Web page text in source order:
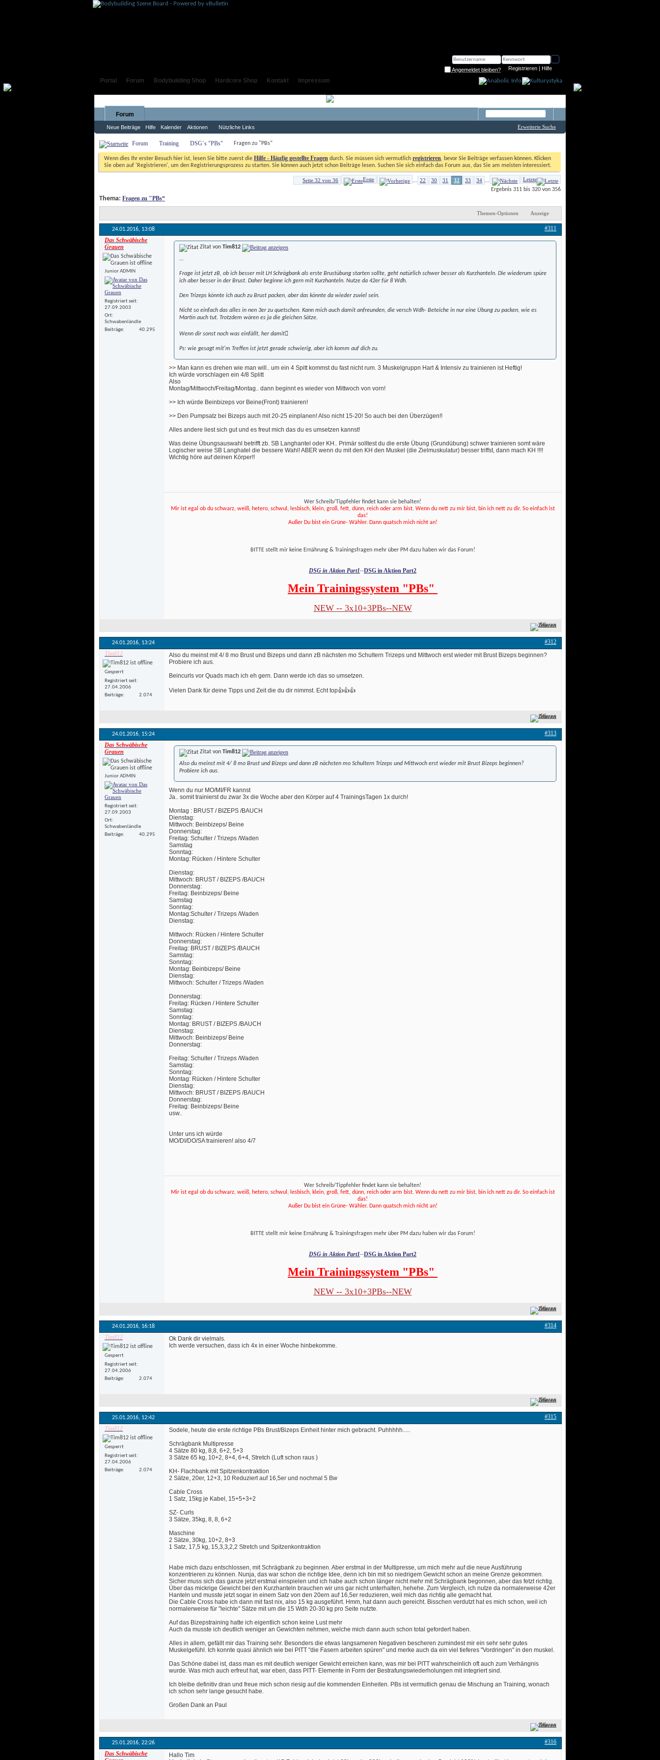
Angemeldet bleiben? Registrieren | Hilfe
Portal Forum Bodybuilding Shop Hardcore Shop Kontakt Impressum
Forum
Neue Beiträge Hilfe Kalender Aktionen Nützliche Links Erweiterte Suche
Forum Training DSG`s "PBs" Fragen zu "PBs“
Wenn dies Ihr erster Besuch hier ist, lesen Sie bitte zuerst die Hilfe - Häufig gestellte Fragen durch. Sie müssen sich vermutlich registrieren, bevor Sie Beiträge verfassen können. Klicken
Sie oben auf 'Registrieren', um den Registrierungsprozess zu starten. Sie können auch jetzt schon Beiträge lesen. Suchen Sie sich einfach das Forum aus, das Sie am meisten interessiert.
Seite 32 von 36 Erste ... 22 30 31 32 33 34 ...
Letzte
Ergebnis 311 bis 320 von 356
Thema: Fragen zu "PBs“
Themen-Optionen Anzeige
24.01.2016, 13:08
#311
Das Schwäbische
Grauen
Junior ADMIN
Registriert seit
27.09.2003
Ort
Schwabenländle
Beiträge
40.295
Zitat von Tim812
...
Frage ist jetzt zB, ob ich besser mit LH Schrägbank als erste Brustübung starten sollte, geht natürlich schwer besser als Kurzhanteln. Die wiederum spüre
ich aber besser in der Brust. Daher beginne ich gern mit Kurzhanteln. Nutze da 42er für 8 Wdh.
Den Trizeps könnte ich auch zu Brust packen, aber das könnte da wieder zuviel sein.
Nicht so einfach das alles in nen 3er zu quetschen. Kann mich auch damit anfreunden, die versch Wdh- Beteiche in nur eine Übung zu packen, wie es
Martin auch tut. Trotzdem wären es ja die gleichen Sätze.
Wenn dir sonst noch was einfällt, her damit
Ps: wie gesagt mit'm Treffen ist jetzt gerade schwierig, aber ich komm auf dich zu.
>> Man kann es drehen wie man will.. um ein 4 Spitt kommst du fast nicht rum. 3 Muskelgruppn Hart & Intensiv zu trainieren ist Heftig!
Ich würde vorschlagen ein 4/8 Splitt
Also
Montag/Mittwoch/Freitag/Montag.. dann beginnt es wieder von Mittwoch von vorn!
>> Ich würde Beinbizeps vor Beine(Front) trainieren!
>> Den Pumpsatz bei Bizeps auch mit 20-25 einplanen! Also nicht 15-20! So auch bei den Überzügen!!
Alles andere liest sich gut und es freut mich das du es umsetzen kannst!
Was deine Übungsauswahl betrifft zb. SB Langhantel oder KH.. Primär solltest du die erste Übung (Grundübung) schwer trainieren somt wäre
Logischer weise SB Langhatel die bessere Wahl! ABER wenn du mit den KH den Muskel (die Zielmuskulatur) besser triffst, dann mach KH !!!!
Wichtig höre auf deinen Körper!!
Wer Schreib/Tippfehler findet kann sie behalten!
Mir ist egal ob du schwarz, weiß, hetero, schwul, lesbisch, klein, groß, fett, dünn, reich oder arm bist. Wenn du nett zu mir bist, bin ich nett zu dir. So einfach ist
das!
Außer Du bist ein Grüne- Wähler. Dann quatsch mich nicht an!
BITTE stellt mir keine Ernährung & Trainingsfragen mehr über PM dazu haben wir das Forum!
DSG in Aktion Part1--DSG in Aktion Part2
Mein Trainingssystem "PBs"
NEW -- 3x10+3PBs--NEW
Zitieren
24.01.2016, 13:24
#312
Tim812
Gesperrt
Registriert seit
27.04.2006
Beiträge
2.074
Also du meinst mit 4/ 8 mo Brust und Bizeps und dann zB nächsten mo Schultern Trizeps und Mittwoch erst wieder mit Brust Bizeps beginnen?
Probiere ich aus.
Beincurls vor Quads mach ich eh gern. Dann werde ich das so umsetzen.
Vielen Dank für deine Tipps und Zeit die du dir nimmst. Echt top👍👍👍
Zitieren
24.01.2016, 15:24
#313
Das Schwäbische
Grauen
Junior ADMIN
Registriert seit
27.09.2003
Ort
Schwabenländle
Beiträge
40.295
Zitat von Tim812
Also du meinst mit 4/ 8 mo Brust und Bizeps und dann zB nächsten mo Schultern Trizeps und Mittwoch erst wieder mit Brust Bizeps beginnen?
Probiere ich aus.
Wenn du nur MO/MI/FR kannst
Ja.. somit trainierst du zwar 3x die Woche aber den Körper auf 4 TrainingsTagen 1x durch!
Montag : BRUST / BIZEPS /BAUCH
Dienstag:
Mittwoch: Beinbizeps/ Beine
Donnerstag:
Freitag: Schulter / Trizeps /Waden
Samstag
Sonntag:
Montag: Rücken / Hintere Schulter
Dienstag:
Mittwoch: BRUST / BIZEPS /BAUCH
Donnerstag:
Freitag: Beinbizeps/ Beine
Samstag
Sonntag:
Montag:Schulter / Trizeps /Waden
Dienstag:
Mittwoch: Rücken / Hintere Schulter
Donnerstag:
Freitag: BRUST / BIZEPS /BAUCH
Samstag:
Sonntag:
Montag: Beinbizeps/ Beine
Dienstag:
Mittwoch: Schulter / Trizeps /Waden
Donnerstag:
Freitag: Rücken / Hintere Schulter
Samstag:
Sonntag:
Montag: BRUST / BIZEPS /BAUCH
Dienstag:
Mittwoch: Beinbizeps/ Beine
Donnerstag:
Freitag: Schulter / Trizeps /Waden
Samstag:
Sonntag:
Montag: Rücken / Hintere Schulter
Dienstag:
Mittwoch: BRUST / BIZEPS /BAUCH
Donnerstag:
Freitag: Beinbizeps/ Beine
usw..
Unter uns ich würde
MO/DI/DO/SA trainieren! also 4/7
Wer Schreib/Tippfehler findet kann sie behalten!
Mir ist egal ob du schwarz, weiß, hetero, schwul, lesbisch, klein, groß, fett, dünn, reich oder arm bist. Wenn du nett zu mir bist, bin ich nett zu dir. So einfach ist
das!
Außer Du bist ein Grüne- Wähler. Dann quatsch mich nicht an!
BITTE stellt mir keine Ernährung & Trainingsfragen mehr über PM dazu haben wir das Forum!
DSG in Aktion Part1--DSG in Aktion Part2
Mein Trainingssystem "PBs"
NEW -- 3x10+3PBs--NEW
Zitieren
24.01.2016, 16:18
#314
Tim812
Gesperrt
Registriert seit
27.04.2006
Beiträge
2.074
Ok Dank dir vielmals.
Ich werde versuchen, dass ich 4x in einer Woche hinbekomme.
Zitieren
25.01.2016, 12:42
#315
Tim812
Gesperrt
Registriert seit
27.04.2006
Beiträge
2.074
Sodele, heute die erste richtige PBs Brust/Bizeps Einheit hinter mich gebracht. Puhhhhh.....
Schrägbank Multipresse
4 Sätze 80 kg, 8,8, 6+2, 5+3
3 Sätze 65 kg, 10+2, 8+4, 6+4, Stretch (Luft schon raus )
KH- Flachbank mit Spitzenkontraktion
2 Sätze, 20er, 12+3, 10 Reduziert auf 16,5er und nochmal 5 Bw
Cable Cross
1 Satz, 15kg je Kabel, 15+5+3+2
SZ- Curls
3 Sätze, 35kg, 8, 8, 6+2
Maschine
2 Sätze, 30kg, 10+2, 8+3
1 Satz, 17,5 kg, 15,3,3,2,2 Stretch und Spitzenkontraktion
Habe mich dazu entschlossen, mit Schrägbank zu beginnen. Aber erstmal in der Multipresse, um mich mehr auf die neue Ausführung
konzentrieren zu können. Nunja, das war schon die richtige Idee, denn ich bin mit so niedrigem Gewicht schon an meine Grenze gekommen.
Sicher muss sich das ganze jetzt erstmal einspielen und ich habe auch schon länger nicht mehr mit Schrägbank begonnen, aber das fetzt richtig.
Über das mickrige Gewicht bei den Kurzhanteln brauchen wir uns gar nicht unterhalten, hehehe. Zum Vergleich, ich nutze da normalerweise 42er
Hanteln und musste jetzt sogar in einem Satz von den 20ern auf 16,5er reduzieren, weil mich das richtig alle gemacht hat.
Die Cable Cross habe ich dann mit fast nix, also 15 kg ausgeführt. Hmm, hat dann auch gereicht. Bisschen verdutzt hat es mich schon, weil ich
normalerweise für "leichte" Sätze mit um die 15 Wdh 20-30 kg pro Seite nutzte.
Auf das Bizepstraining hatte ich eigentlich schon keine Lust mehr
Auch da musste ich deutlich weniger an Gewichten nehmen, welche mich dann auch schon total gefordert haben.
Alles in allem, gefällt mir das Training sehr. Besonders die etwas langsameren Negativen bescheren zumindest mir ein sehr sehr gutes
Muskelgefühl. Ich konnte quasi ähnlich wie bei PITT "die Fasern arbeiten spüren" und merke auch da ein viel tieferes "Vordringen" in den muskel.
Das Schöne dabei ist, dass man es mit deutlich weniger Gewicht erreichen kann, was mir bei PITT wahrscheinlich oft auch zum Verhängnis
wurde. Was mich auch erfreut hat, war eben, dass PITT- Elemente in Form der Bestrafungswiederholungen mit integriert sind.
Ich bleibe definitiv dran und freue mich schon riesig auf die kommenden Einheiten. PBs ist vermutlich genau die Mischung an Training, wonach
ich schon sehr lange gesucht habe.
Großen Dank an Paul
Zitieren
25.01.2016, 22:26
#316
Das Schwäbische
Hallo Tim